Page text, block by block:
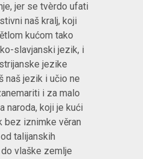
jer se tvèrdo ufati
naš kralj, koji
kućom tako
slavjanski jezik, i
jezike
naš jezik i učio ne
i za malo
naroda, koji je kući
bez iznimke věran
talijanskih
vlaške zemlje